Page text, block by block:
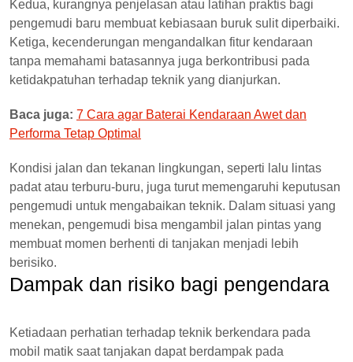
Kedua, kurangnya penjelasan atau latihan praktis bagi
pengemudi baru membuat kebiasaan buruk sulit diperbaiki.
Ketiga, kecenderungan mengandalkan fitur kendaraan
tanpa memahami batasannya juga berkontribusi pada
ketidakpatuhan terhadap teknik yang dianjurkan.
Baca juga: 7 Cara agar Baterai Kendaraan Awet dan
Performa Tetap Optimal
Kondisi jalan dan tekanan lingkungan, seperti lalu lintas
padat atau terburu-buru, juga turut memengaruhi keputusan
pengemudi untuk mengabaikan teknik. Dalam situasi yang
menekan, pengemudi bisa mengambil jalan pintas yang
membuat momen berhenti di tanjakan menjadi lebih
berisiko.
Dampak dan risiko bagi pengendara
Ketiadaan perhatian terhadap teknik berkendara pada
mobil matik saat tanjakan dapat berdampak pada